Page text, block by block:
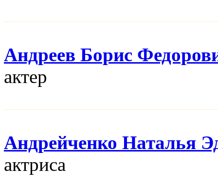
Андреев Борис
актер
Андрейченко Наталья
актриса